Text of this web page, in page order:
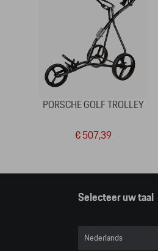
PORSCHE GOLF TROLLEY
€ 507,39
Selecteer uw taal
Nederlands